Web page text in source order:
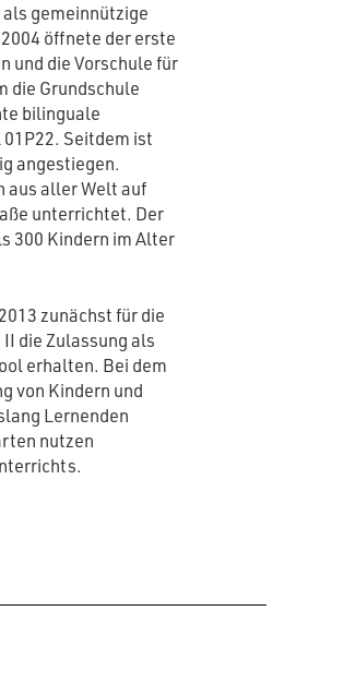
gemeinnützige
öffnete der erste
die Vorschule für
die Grundschule
bilinguale
Seitdem ist
angestiegen.
aus aller Welt auf
unterrichtet. Der
300 Kindern im Alter
zunächst für die
die Zulassung als
erhalten. Bei dem
von Kindern und
Lernenden
nutzen